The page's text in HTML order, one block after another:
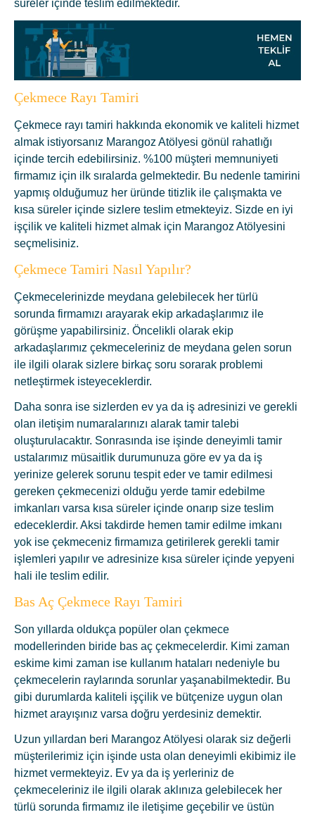
süreler içinde teslim edilmektedir.
Çekmece Rayı Tamiri
Çekmece rayı tamiri hakkında ekonomik ve kaliteli hizmet
almak istiyorsanız Marangoz Atölyesi gönül rahatlığı
içinde tercih edebilirsiniz. %100 müşteri memnuniyeti
firmamız için ilk sıralarda gelmektedir. Bu nedenle tamirini
yapmış olduğumuz her üründe titizlik ile çalışmakta ve
kısa süreler içinde sizlere teslim etmekteyiz. Sizde en iyi
işçilik ve kaliteli hizmet almak için Marangoz Atölyesini
seçmelisiniz.
Çekmece Tamiri Nasıl Yapılır?
Çekmecelerinizde meydana gelebilecek her türlü
sorunda firmamızı arayarak ekip arkadaşlarımız ile
görüşme yapabilirsiniz. Öncelikli olarak ekip
arkadaşlarımız çekmeceleriniz de meydana gelen sorun
ile ilgili olarak sizlere birkaç soru sorarak problemi
netleştirmek isteyeceklerdir.
Daha sonra ise sizlerden ev ya da iş adresinizi ve gerekli
olan iletişim numaralarınızı alarak tamir talebi
oluşturulacaktır. Sonrasında ise işinde deneyimli tamir
ustalarımız müsaitlik durumunuza göre ev ya da iş
yerinize gelerek sorunu tespit eder ve tamir edilmesi
gereken çekmecenizi olduğu yerde tamir edebilme
imkanları varsa kısa süreler içinde onarıp size teslim
edeceklerdir. Aksi takdirde hemen tamir edilme imkanı
yok ise çekmeceniz firmamıza getirilerek gerekli tamir
işlemleri yapılır ve adresinize kısa süreler içinde yepyeni
hali ile teslim edilir.
Bas Aç Çekmece Rayı Tamiri
Son yıllarda oldukça popüler olan çekmece
modellerinden biride bas aç çekmecelerdir. Kimi zaman
eskime kimi zaman ise kullanım hataları nedeniyle bu
çekmecelerin raylarında sorunlar yaşanabilmektedir. Bu
gibi durumlarda kaliteli işçilik ve bütçenize uygun olan
hizmet arayışınız varsa doğru yerdesiniz demektir.
Uzun yıllardan beri Marangoz Atölyesi olarak siz değerli
müşterilerimiz için işinde usta olan deneyimli ekibimiz ile
hizmet vermekteyiz. Ev ya da iş yerleriniz de
çekmeceleriniz ile ilgili olarak aklınıza gelebilecek her
türlü sorunda firmamız ile iletişime geçebilir ve üstün